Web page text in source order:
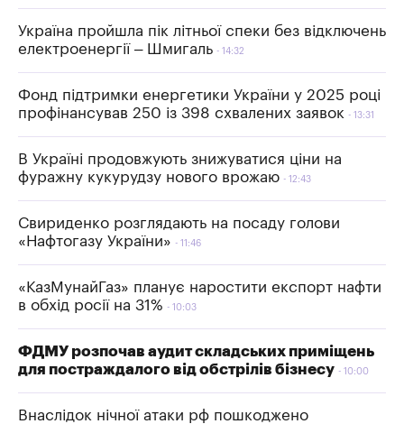
Україна пройшла пік літньої спеки без відключень
електроенергії – Шмигаль
14:32
Фонд підтримки енергетики України у 2025 році
профінансував 250 із 398 схвалених заявок
13:31
В Україні продовжують знижуватися ціни на
фуражну кукурудзу нового врожаю
12:43
Свириденко розглядають на посаду голови
«Нафтогазу України»
11:46
«КазМунайГаз» планує наростити експорт нафти
в обхід росії на 31%
10:03
ФДМУ розпочав аудит складських приміщень
для постраждалого від обстрілів бізнесу
10:00
Внаслідок нічної атаки рф пошкоджено